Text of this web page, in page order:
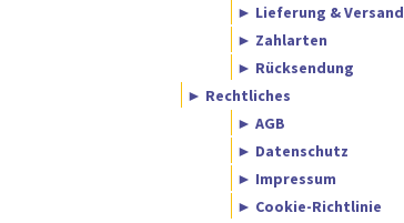
► Lieferung & Versand
► Zahlarten
► Rücksendung
► Rechtliches
► AGB
► Datenschutz
► Impressum
► Cookie-Richtlinie